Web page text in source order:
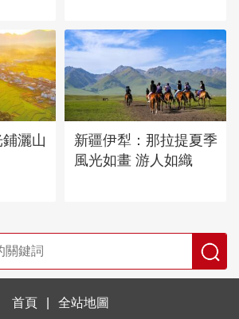
灑山
新疆伊犁：那拉提夏季
風光如畫 游人如織
首頁 全站地圖